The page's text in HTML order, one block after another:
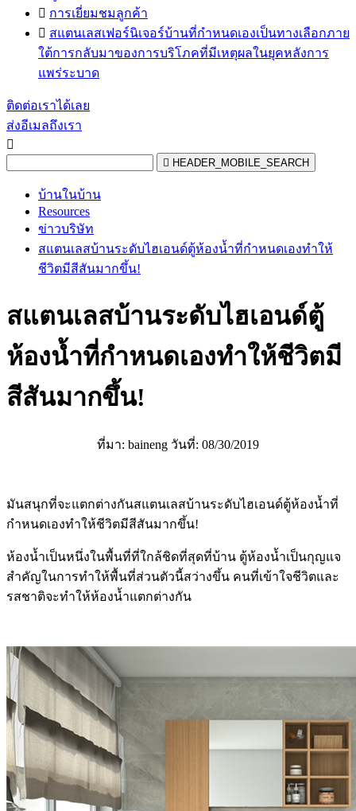
 การเยี่ยมชมลูกค้า
 สแตนเลสเฟอร์นิเจอร์บ้านที่กำหนดเองเป็นทางเลือกภาย
ใต้การกลับมาของการบริโภคที่มีเหตุผลในยุคหลังการ
แพร่ระบาด
ติดต่อเราได้เลย
ส่งอีเมลถึงเรา

 HEADER_MOBILE_SEARCH
บ้านในบ้าน
Resources
ข่าวบริษัท
สแตนเลสบ้านระดับไฮเอนด์ตู้ห้องน้ำที่กำหนดเองทำให้
ชีวิตมีสีสันมากขึ้น!
สแตนเลสบ้านระดับไฮเอนด์ตู้
ห้องน้ำที่กำหนดเองทำให้ชีวิตมี
สีสันมากขึ้น!
ที่มา: baineng วันที่: 08/30/2019
มันสนุกที่จะแตกต่างกันสแตนเลสบ้านระดับไฮเอนด์ตู้ห้องน้ำที่
กำหนดเองทำให้ชีวิตมีสีสันมากขึ้น!
ห้องน้ำเป็นหนึ่งในพื้นที่ที่ใกล้ชิดที่สุดที่บ้าน ตู้ห้องน้ำเป็นกุญแจ
สำคัญในการทำให้พื้นที่ส่วนตัวนี้สว่างขึ้น คนที่เข้าใจชีวิตและ
รสชาติจะทำให้ห้องน้ำแตกต่างกัน